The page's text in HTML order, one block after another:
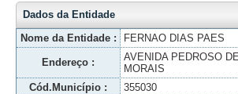
Dados da Entidade
Nome da Entidade :
FERNAO DIAS PAES
Endereço :
AVENIDA PEDROSO DE
MORAIS
Cód.Município : 355030